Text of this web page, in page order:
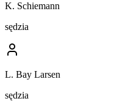
K. Schiemann
sędzia
L. Bay Larsen
sędzia